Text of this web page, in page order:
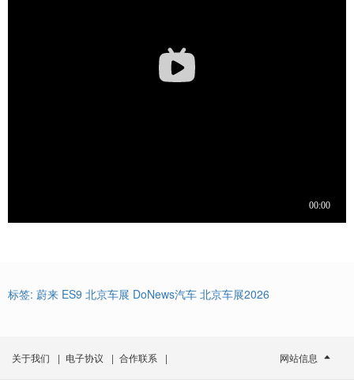
标签: 蔚来 ES9 北京车展 DoNews汽车 北京车展2026
关于我们 | 电子协议 | 合作联系 | 网站信息